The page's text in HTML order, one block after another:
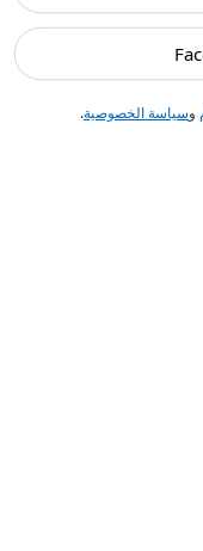
وسياسة الخصوصية.